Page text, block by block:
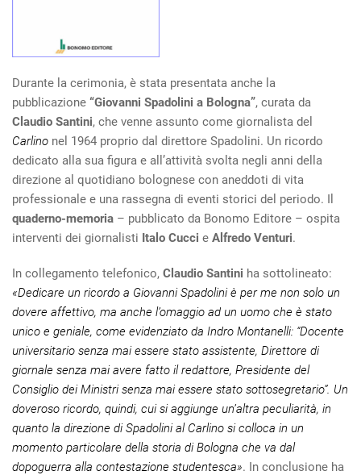
Durante la cerimonia, è stata presentata anche la
pubblicazione “Giovanni Spadolini a Bologna”, curata da
Claudio Santini, che venne assunto come giornalista del
Carlino nel 1964 proprio dal direttore Spadolini. Un ricordo
dedicato alla sua figura e all’attività svolta negli anni della
direzione al quotidiano bolognese con aneddoti di vita
professionale e una rassegna di eventi storici del periodo. Il
quaderno-memoria – pubblicato da Bonomo Editore – ospita
interventi dei giornalisti Italo Cucci e Alfredo Venturi.
In collegamento telefonico, Claudio Santini ha sottolineato:
«Dedicare un ricordo a Giovanni Spadolini è per me non solo un
dovere affettivo, ma anche l’omaggio ad un uomo che è stato
unico e geniale, come evidenziato da Indro Montanelli: “Docente
universitario senza mai essere stato assistente, Direttore di
giornale senza mai avere fatto il redattore, Presidente del
Consiglio dei Ministri senza mai essere stato sottosegretario”. Un
doveroso ricordo, quindi, cui si aggiunge un’altra peculiarità, in
quanto la direzione di Spadolini al Carlino si colloca in un
momento particolare della storia di Bologna che va dal
dopoguerra alla contestazione studentesca». In conclusione ha